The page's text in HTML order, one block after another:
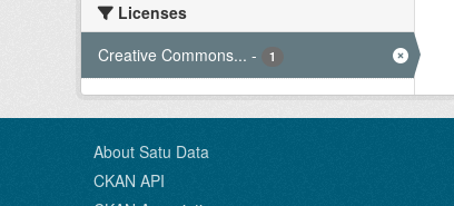
Licenses
Creative Commons... - 1
About Satu Data
CKAN API